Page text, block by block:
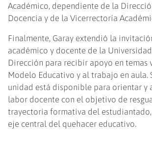
Académico, dependiente de la
Docencia y de la Vicerrectoría
Finalmente, Garay extendió la
académico y docente de la
Dirección para recibir apoyo en temas
Modelo Educativo y al trabajo en aula.
unidad está disponible para orientar y
labor docente con el objetivo de
trayectoria formativa del
eje central del quehacer educativo.